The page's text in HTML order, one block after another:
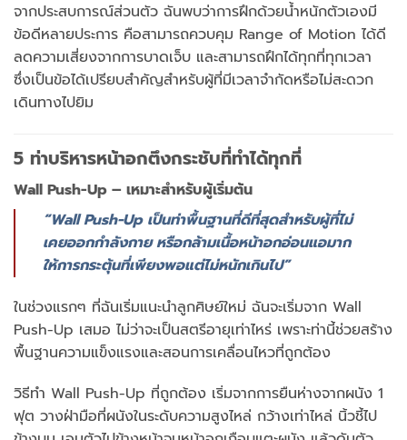
จากประสบการณ์ส่วนตัว ฉันพบว่าการฝึกด้วยน้ำหนักตัวเองมี
ข้อดีหลายประการ คือสามารถควบคุม Range of Motion ได้ดี
ลดความเสี่ยงจากการบาดเจ็บ และสามารถฝึกได้ทุกที่ทุกเวลา
ซึ่งเป็นข้อได้เปรียบสำคัญสำหรับผู้ที่มีเวลาจำกัดหรือไม่สะดวก
เดินทางไปยิม
5 ท่าบริหารหน้าอกตึงกระชับที่ทำได้ทุกที่
Wall Push-Up – เหมาะสำหรับผู้เริ่มต้น
“Wall Push-Up เป็นท่าพื้นฐานที่ดีที่สุดสำหรับผู้ที่ไม่
เคยออกกำลังกาย หรือกล้ามเนื้อหน้าอกอ่อนแอมาก
ให้การกระตุ้นที่เพียงพอแต่ไม่หนักเกินไป”
ในช่วงแรกๆ ที่ฉันเริ่มแนะนำลูกศิษย์ใหม่ ฉันจะเริ่มจาก Wall
Push-Up เสมอ ไม่ว่าจะเป็นสตรีอายุเท่าไหร่ เพราะท่านี้ช่วยสร้าง
พื้นฐานความแข็งแรงและสอนการเคลื่อนไหวที่ถูกต้อง
วิธีทำ Wall Push-Up ที่ถูกต้อง เริ่มจากการยืนห่างจากผนัง 1
ฟุต วางฝ่ามือที่ผนังในระดับความสูงไหล่ กว้างเท่าไหล่ นิ้วชี้ไป